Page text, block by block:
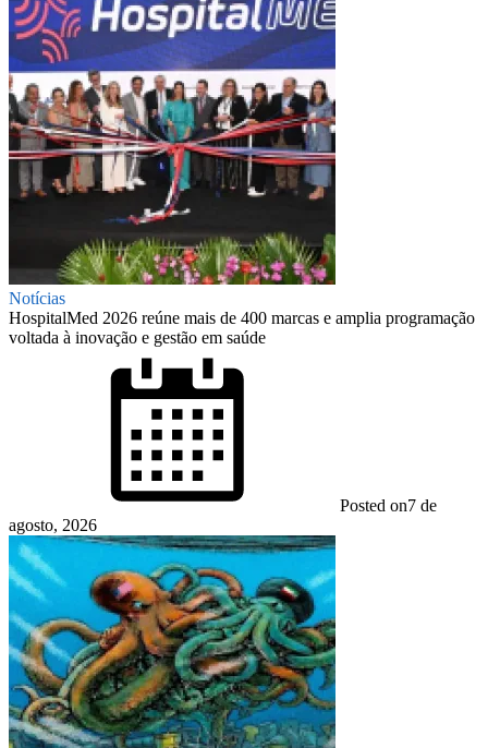
Notícias
HospitalMed 2026 reúne mais de 400 marcas e amplia programação
voltada à inovação e gestão em saúde
Posted on7 de
agosto, 2026